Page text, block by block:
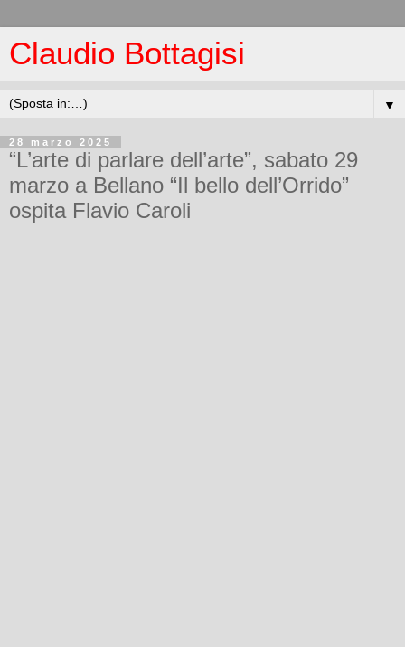
Claudio Bottagisi
▼
28 marzo 2025
“L’arte di parlare dell’arte”, sabato 29
marzo a Bellano “Il bello dell’Orrido”
ospita Flavio Caroli